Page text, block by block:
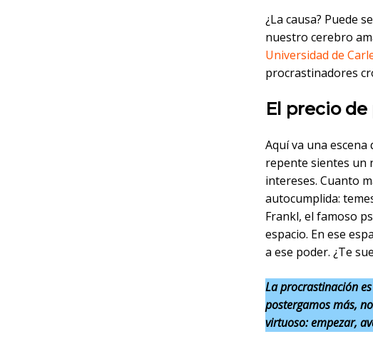
¿La causa? Puede
nuestro cerebro
Universidad de
procrastinadores
El precio
Aquí va una
repente sientes un
intereses. Cuanto
autocumplida:
Frankl, el famoso
espacio. En ese
a ese poder. ¿Te
La procrastinación
postergamos más,
virtuoso: empezar,